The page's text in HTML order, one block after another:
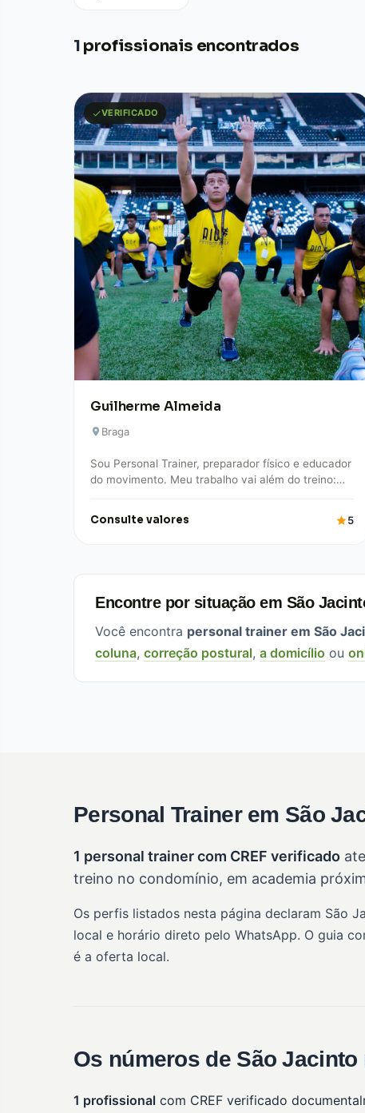
1 profissionais encontrados
VERIFICADO
Guilherme Almeida
Braga
Sou Personal Trainer, preparador físico e educador
do movimento. Meu trabalho vai além do treino:
Consulte valores 5
Encontre por situação em São
Você encontra personal trainer em São
coluna, correção postural, a domicílio ou
Personal Trainer em São
1 personal trainer com CREF verificado
treino no condomínio, em academia
Os perfis listados nesta página declaram São
local e horário direto pelo WhatsApp. O guia
é a oferta local.
Os números de São Jacinto
1 profissional com CREF verificado